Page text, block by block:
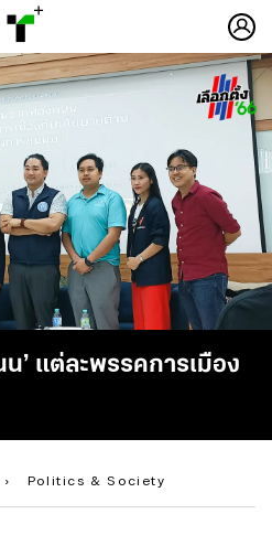
’ แต่ละพรรคการเมือง
› Politics & Society